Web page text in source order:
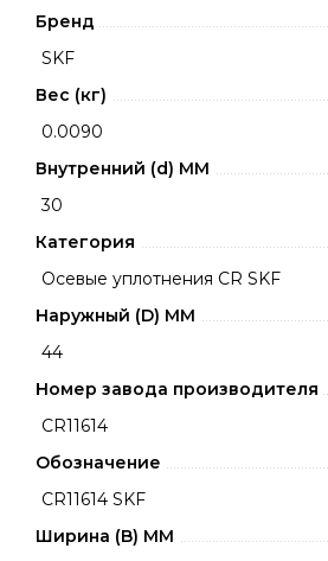
Бренд
SKF
Вес (кг)
0.0090
Внутренний (d) ММ
30
Категория
Осевые уплотнения CR SKF
Наружный (D) ММ
44
Номер завода производителя
CR11614
Обозначение
CR11614 SKF
Ширина (B) MM